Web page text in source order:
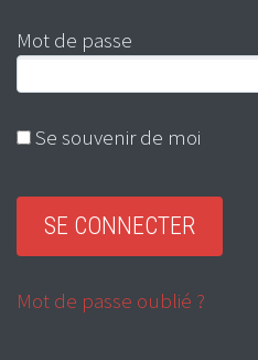
Mot de passe
Se souvenir de moi
Mot de passe oublié ?